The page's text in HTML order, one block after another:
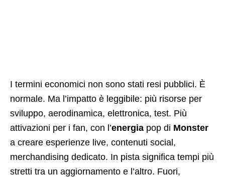
I termini economici non sono stati resi pubblici. È
normale. Ma l’impatto è leggibile: più risorse per
sviluppo, aerodinamica, elettronica, test. Più
attivazioni per i fan, con l’energia pop di Monster
a creare esperienze live, contenuti social,
merchandising dedicato. In pista significa tempi più
stretti tra un aggiornamento e l’altro. Fuori,